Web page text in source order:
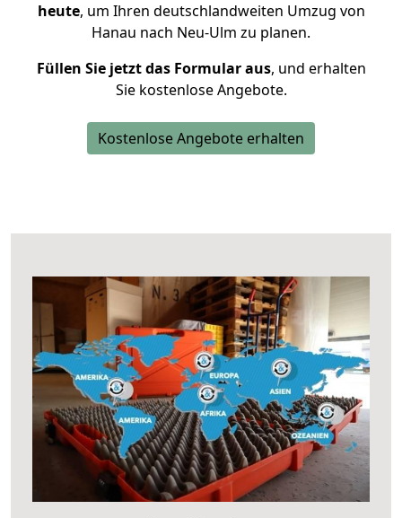
heute, um Ihren deutschlandweiten Umzug von
Hanau nach Neu-Ulm zu planen.
Füllen Sie jetzt das Formular aus, und erhalten
Sie kostenlose Angebote.
Kostenlose Angebote erhalten